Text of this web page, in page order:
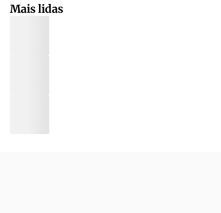
Mais lidas